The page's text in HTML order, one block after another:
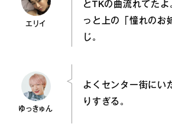
エリイ
とTKの曲流れてた
っと上の「憧れのお
じ。
ゆっきゅん
よくセンター街にい
りすぎる。